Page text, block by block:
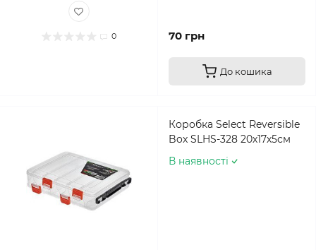
0 70 грн
До кошика
Коробка Select Reversible
Box SLHS-328 20х17х5см
В наявності